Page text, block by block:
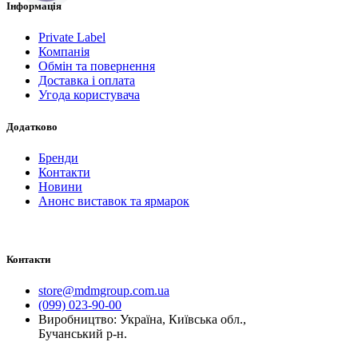
Інформація
Private Label
Компанія
Обмін та повернення
Доставка і оплата
Угода користувача
Додатково
Бренди
Контакти
Новини
Анонс виставок та ярмарок
Контакти
store@mdmgroup.com.ua
(099) 023-90-00
Виробництво: Україна, Київська обл.,
Бучанський р-н.